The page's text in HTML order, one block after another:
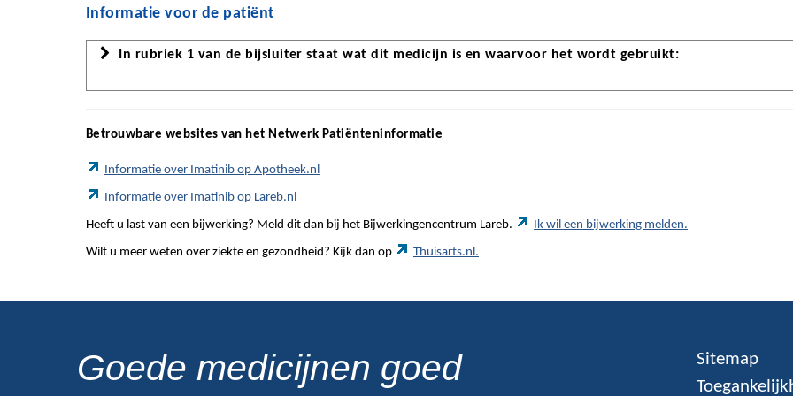
Informatie voor de patiënt
In rubriek 1 van de bijsluiter staat wat dit medicijn is en waarvoor het wordt gebruikt:
Betrouwbare websites van het Netwerk Patiënteninformatie
Informatie over Imatinib op Apotheek.nl
Informatie over Imatinib op Lareb.nl
Heeft u last van een bijwerking? Meld dit dan bij het Bijwerkingencentrum Lareb. Ik wil een bijwerking melden.
Wilt u meer weten over ziekte en gezondheid? Kijk dan op Thuisarts.nl.
Goede medicijnen goed
Sitemap